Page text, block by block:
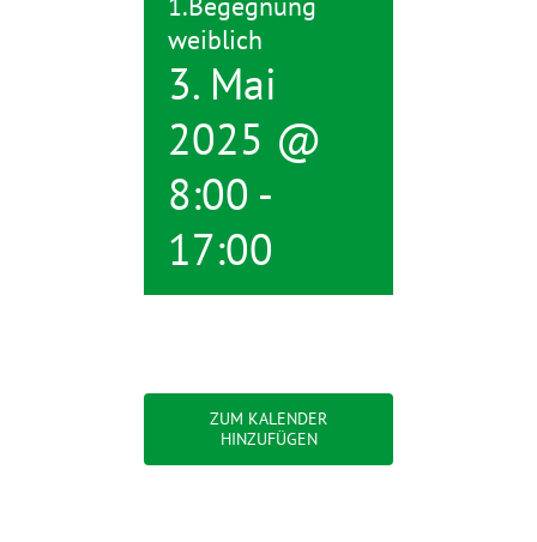
weiblich
3. Mai
2025 @
8:00 -
17:00
ZUM KALENDER
HINZUFÜGEN